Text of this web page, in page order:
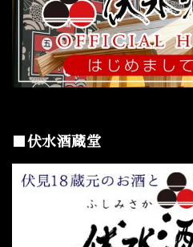
■伏水酒蔵堂